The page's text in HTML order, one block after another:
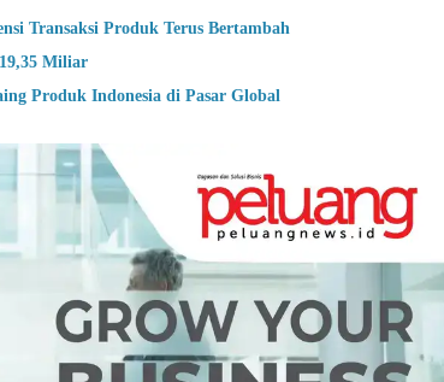
Transaksi Produk Terus Bertambah
Miliar
Produk Indonesia di Pasar Global